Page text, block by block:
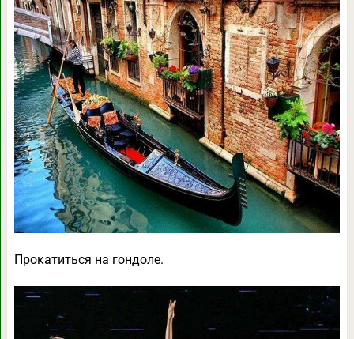
Прокатиться на гондоле.